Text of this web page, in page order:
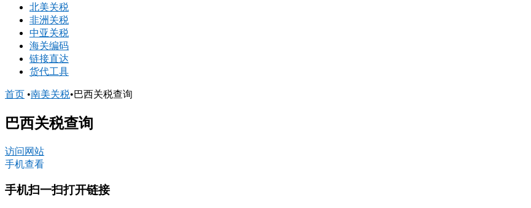
北美关税
非洲关税
中亚关税
海关编码
链接直达
货代工具
首页 •南美关税•巴西关税查询
巴西关税查询
访问网站
手机查看
手机扫一扫打开链接